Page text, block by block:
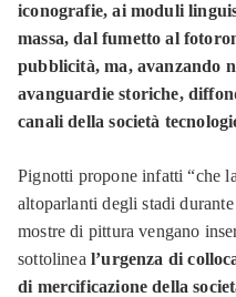
iconografie, ai moduli
massa, dal fumetto al
pubblicità, ma, avanzando
avanguardie storiche,
canali della società
Pignotti propone infatti “che
altoparlanti degli stadi
mostre di pittura vengano
sottolinea l’urgenza di
di mercificazione della